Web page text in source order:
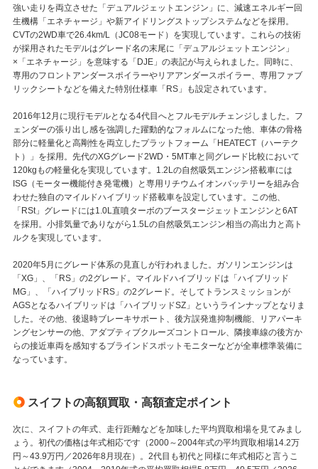
強い走りを両立させた「デュアルジェットエンジン」に、減速エネルギー回
生機構「エネチャージ」や新アイドリングストップシステムなどを採用。
CVTの2WD車で26.4km/L（JC08モード）を実現しています。これらの技術
が採用されたモデルはグレード名の末尾に「デュアルジェットエンジン」
×「エネチャージ」を意味する「DJE」の表記が与えられました。同時に、
専用のフロントアンダースポイラーやリアアンダースポイラー、専用ファブ
リックシートなどを備えた特別仕様車「RS」も設定されています。
2016年12月に現行モデルとなる4代目へとフルモデルチェンジしました。フ
ェンダーの張り出し感を強調した躍動的なフォルムになった他、車体の骨格
部分に軽量化と高剛性を両立したプラットフォーム「HEATECT（ハーテク
ト）」を採用。先代のXGグレード2WD・5MT車と同グレード比較において
120kgもの軽量化を実現しています。1.2Lの自然吸気エンジン搭載車には
ISG（モーター機能付き発電機）と専用リチウムイオンバッテリーを組み合
わせた独自のマイルドハイブリッド搭載車を設定しています。この他、
「RSt」グレードには1.0L直噴ターボのブースタージェットエンジンと6AT
を採用。小排気量でありながら1.5Lの自然吸気エンジン相当の高出力と高ト
ルクを実現しています。
2020年5月にグレード体系の見直しが行われました。ガソリンエンジンは
「XG」、「RS」の2グレード。マイルドハイブリッドは「ハイブリッド
MG」、「ハイブリッドRS」の2グレード。そしてトランスミッションが
AGSとなるハイブリッドは「ハイブリッドSZ」というラインナップとなりま
した。その他、後退時ブレーキサポート、後方誤発進抑制機能、リアパーキ
ングセンサーの他、アダプティブクルーズコントロール、隣接車線の後方か
らの接近車両を感知するブラインドスポットモニターなどが全車標準装備に
なっています。
スイフトの高額買取・高額査定ポイント
次に、スイフトの年式、走行距離などを加味した平均買取相場を見てみまし
ょう。初代の価格は年式相応です（2000～2004年式の平均買取相場14.2万
円～43.9万円／2026年8月現在）。2代目も初代と同様に年式相応と言うこ